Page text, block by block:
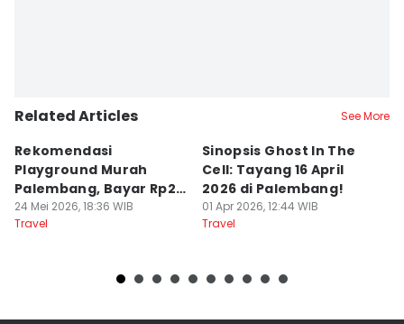
Related Articles See More
Rekomendasi
Playground Murah
Palembang, Bayar Rp20
Ribu Main Sepuasnya
24 Mei 2026, 18:36 WIB
Travel
Sinopsis Ghost In The
Cell: Tayang 16 April
2026 di Palembang!
01 Apr 2026, 12:44 WIB
Travel